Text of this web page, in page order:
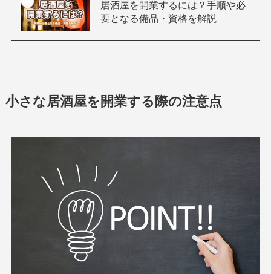
居酒屋を開業するには？手順や必
要となる備品・資格を解説
小さな居酒屋を開業する際の注意点